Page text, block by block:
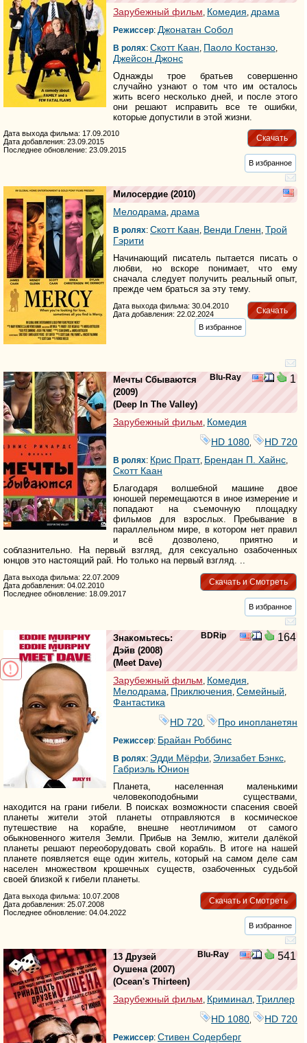
Зарубежный фильм Комедия драма
Режиссер: Джонатан Собол
В ролях: Скотт Каан Паоло Костанзо
Джейсон Джонс
Однажды трое братьев совершенно
случайно узнают о том что им осталось
жить всего несколько дней, и после этого
они решают исправить все те ошибки,
которые допустили в этой жизни.
Скачать
Дата выхода фильма: 17.09.2010
Дата добавления: 23.09.2015
Последнее обновление: 23.09.2015
В избранное
Милосердие (2010)
Мелодрама, драма
В ролях: Скотт Каан, Венди Гленн, Трой
Гэрити
Начинающий писатель пытается писать о
любви, но вскоре понимает, что ему
сначала следует получить реальный опыт,
прежде чем браться за эту тему.
Скачать
Дата выхода фильма: 30.04.2010
Дата добавления: 22.02.2024
В избранное
Blu-Ray 1
Мечты Сбываются
(2009)
(Deep In The Valley)
Зарубежный фильм, Комедия
HD 1080
HD 720
В ролях: Крис Пратт, Брендан П. Хайнс,
Скотт Каан
Благодаря волшебной машине двое
юношей перемещаются в иное измерение и
попадают на съемочную площадку
фильмов для взрослых. Пребывание в
параллельном мире, в котором нет правил
и всё дозволено, приятно и
соблазнительно. На первый взгляд, для сексуально озабоченных
юнцов это настоящий рай. Но только на первый взгляд. ..
Скачать и Смотреть
Дата выхода фильма: 22.07.2009
Дата добавления: 04.02.2010
Последнее обновление: 18.09.2017
В избранное
BDRip 164
Знакомьтесь:
Дэйв (2008)
(Meet Dave)
Зарубежный фильм, Комедия,
Мелодрама, Приключения, Семейный,
Фантастика
HD 720
Про инопланетян
Режиссер: Брайан Роббинс
В ролях: Эдди Мёрфи, Элизабет Бэнкс,
Габриэль Юнион
Планета, населенная маленькими
человекоподобными существами,
находится на грани гибели. В поисках возможности спасения своей
планеты жители этой планеты отправляются в космическое
путешествие на корабле, внешне неотличимом от самого
обыкновенного жителя Земли. Прибыв на Землю, жители далёкой
планеты решают переоборудовать свой корабль. В итоге на нашей
планете появляется еще один житель, который на самом деле сам
населен множеством крошечных существ, озабоченных судьбой
своей близкой к гибели планеты.
Скачать и Смотреть
Дата выхода фильма: 10.07.2008
Дата добавления: 25.07.2008
Последнее обновление: 04.04.2022
В избранное
Blu-Ray 541
13 Друзей
Оушена (2007)
(Ocean's Thirteen)
Зарубежный фильм, Криминал, Триллер
HD 1080
HD 720
Режиссер: Стивен Содерберг